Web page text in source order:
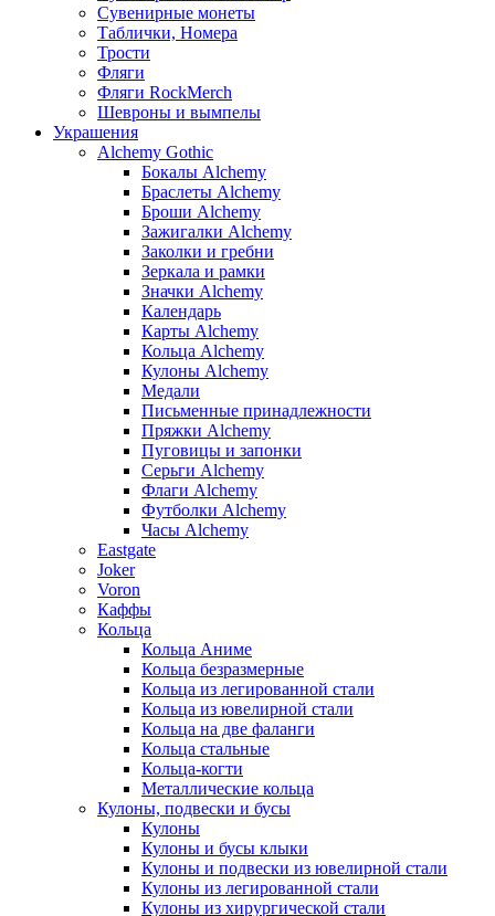
Сувенирные монеты
Таблички, Номера
Трости
Фляги
Фляги RockMerch
Шевроны и вымпелы
Украшения
Alchemy Gothic
Бокалы Alchemy
Браслеты Alchemy
Броши Alchemy
Зажигалки Alchemy
Заколки и гребни
Зеркала и рамки
Значки Alchemy
Календарь
Карты Alchemy
Кольца Alchemy
Кулоны Alchemy
Медали
Письменные принадлежности
Пряжки Alchemy
Пуговицы и запонки
Серьги Alchemy
Флаги Alchemy
Футболки Alchemy
Часы Alchemy
Eastgate
Joker
Voron
Каффы
Кольца
Кольца Аниме
Кольца безразмерные
Кольца из легированной стали
Кольца из ювелирной стали
Кольца на две фаланги
Кольца стальные
Кольца-когти
Металлические кольца
Кулоны, подвески и бусы
Кулоны
Кулоны и бусы клыки
Кулоны и подвески из ювелирной стали
Кулоны из легированной стали
Кулоны из хирургической стали